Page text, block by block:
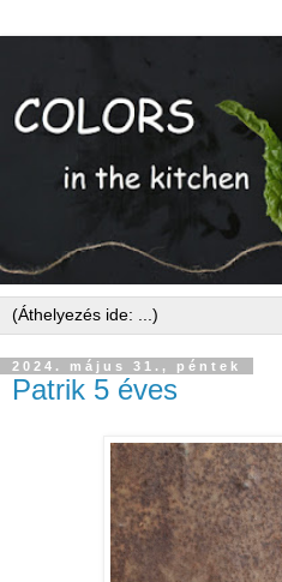
2024. május 31., péntek
Patrik 5 éves